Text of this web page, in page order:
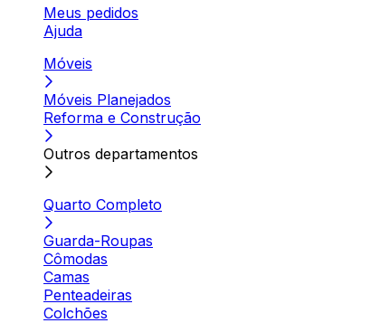
Meus pedidos
Ajuda
Móveis
Móveis Planejados
Reforma e Construção
Outros departamentos
Quarto Completo
Guarda-Roupas
Cômodas
Camas
Penteadeiras
Colchões